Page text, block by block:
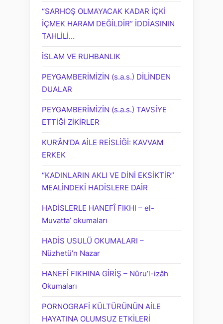
“SARHOŞ OLMAYACAK KADAR İÇKİ
İÇMEK HARAM DEĞİLDİR” İDDİASININ
TAHLİLİ…
İSLAM VE RUHBANLIK
PEYGAMBERİMİZİN (s.a.s.) DİLİNDEN
DUALAR
PEYGAMBERİMİZİN (s.a.s.) TAVSİYE
ETTİĞİ ZİKİRLER
KUR’ÂN’DA AİLE REİSLİĞİ: KAVVAM
ERKEK
“KADINLARIN AKLI VE DİNİ EKSİKTİR”
MEALİNDEKİ HADİSLERE DAİR
HADİSLERLE HANEFÎ FIKHI – el-
Muvatta’ okumaları
HADİS USULÜ OKUMALARI –
Nüzhetü’n Nazar
HANEFÎ FIKHINA GİRİŞ – Nûru’l-izâh
Okumaları
PORNOGRAFİ KÜLTÜRÜNÜN AİLE
HAYATINA OLUMSUZ ETKİLERİ